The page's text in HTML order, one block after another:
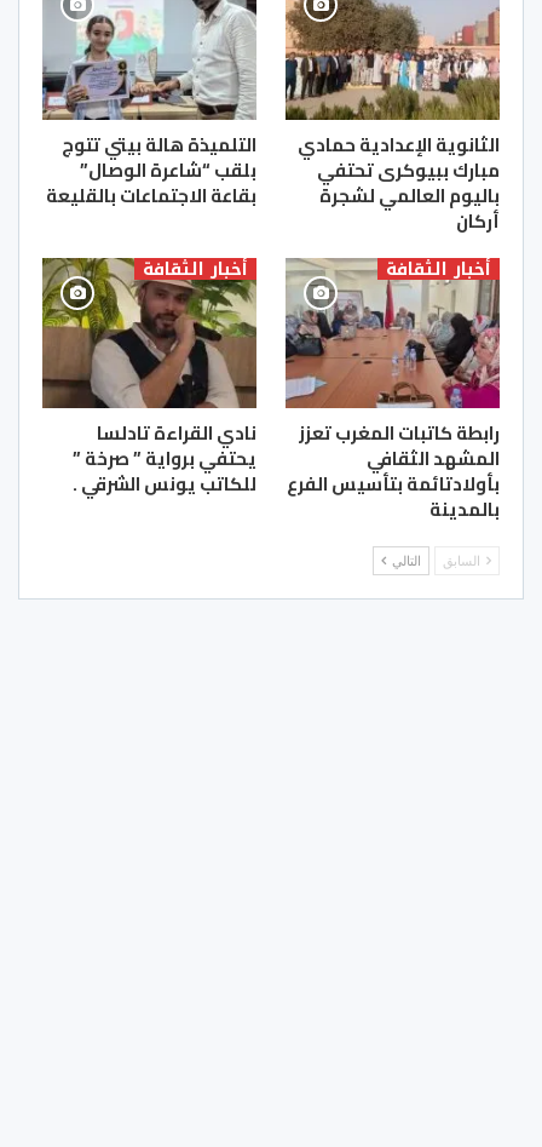
الثانوية الإعدادية حمادي
مبارك ببيوكرى تحتفي
باليوم العالمي لشجرة
أركان
التلميذة هالة بيتي تتوج
بلقب “شاعرة الوصال”
بقاعة الاجتماعات بالقليعة
أخبار الثقافة
رابطة كاتبات المغرب تعزز
المشهد الثقافي
بأولادتائمة بتأسيس الفرع
بالمدينة
أخبار الثقافة
نادي القراءة تادلسا
يحتفي برواية ” صرخة ”
للكاتب يونس الشرقي .
السابق التالي